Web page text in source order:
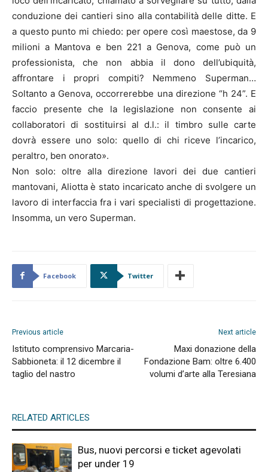
conduzione dei cantieri sino alla contabilità delle ditte. E
a questo punto mi chiedo: per opere così maestose, da 9
milioni a Mantova e ben 221 a Genova, come può un
professionista, che non abbia il dono dell’ubiquità,
affrontare i propri compiti? Nemmeno Superman…
Soltanto a Genova, occorrerebbe una direzione “h 24”. E
faccio presente che la legislazione non consente ai
collaboratori di sostituirsi al d.l.: il timbro sulle carte
dovrà essere uno solo: quello di chi riceve l’incarico,
peraltro, ben onorato».
Non solo: oltre alla direzione lavori dei due cantieri
mantovani, Aliotta è stato incaricato anche di svolgere un
lavoro di interfaccia fra i vari specialisti di progettazione.
Insomma, un vero Superman.
Facebook Twitter
Previous article
Istituto comprensivo Marcaria-
Sabbioneta: il 12 dicembre il
taglio del nastro
Next article
Maxi donazione della
Fondazione Bam: oltre 6.400
volumi d’arte alla Teresiana
RELATED ARTICLES
Bus, nuovi percorsi e ticket agevolati
per under 19